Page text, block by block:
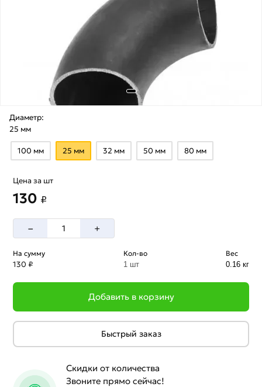
Диаметр:
25 мм
100 мм 25 мм 32 мм 50 мм 80 мм
Цена за шт
130 ₽
– +
На сумму
130 ₽
Кол-во
1 шт
Вес
0.16 кг
Добавить в корзину
Быстрый заказ
Скидки от количества
Звоните прямо сейчас!